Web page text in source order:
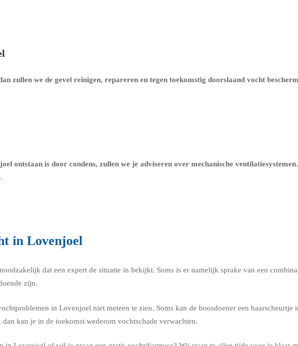
zullen we de gevel reinigen, repareren en tegen toekomstig doorslaand vocht
ontstaan is door condens, zullen we je adviseren over mechanische ventilatiesystemen.
in Lovenjoel
dat een expert de situatie in bekijkt. Soms is er namelijk sprake van een
zijn.
in Lovenjoel niet meteen te zien. Soms kan de boosdoener een
kan je in de toekomst wederom vochtschade verwachten.